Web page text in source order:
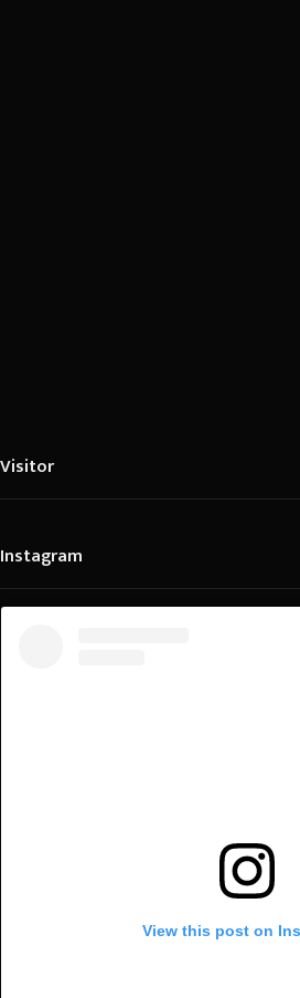
Visitor
Instagram
View this post on